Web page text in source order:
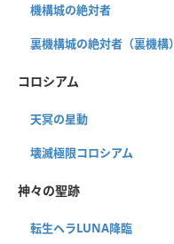
機構城の絶対者
裏機構城の絶対者（裏機構）
コロシアム
天冥の星動
壊滅極限コロシアム
神々の聖跡
転生ヘラLUNA降臨